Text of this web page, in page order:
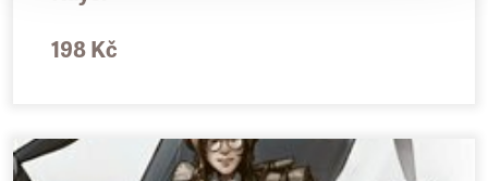
oceněním a uděluje se od roku 1945.
198 Kč